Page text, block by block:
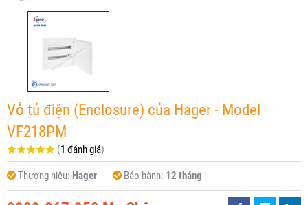
Vỏ tủ điện (Enclosure) của Hager - Model
VF218PM
(1 đánh giá)
Thương hiệu: Hager Bảo hành: 12 tháng